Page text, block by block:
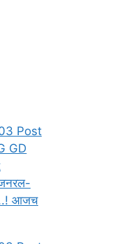
Post
GD
आजच